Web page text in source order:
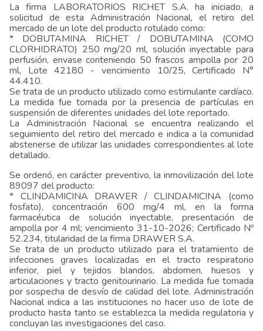
La firma LABORATORIOS RICHET S.A. ha iniciado, a
solicitud de esta Administración Nacional, el retiro del
mercado de un lote del producto rotulado como:
* DOBUTAMINA RICHET / DOBUTAMINA (COMO
CLORHIDRATO) 250 mg/20 ml, solución inyectable para
perfusión, envase conteniendo 50 frascos ampolla por 20
ml, Lote 42180 - vencimiento 10/25, Certificado N°
44.410.
Se trata de un producto utilizado como estimulante cardíaco.
La medida fue tomada por la presencia de partículas en
suspensión de diferentes unidades del lote reportado.
La Administración Nacional se encuentra realizando el
seguimiento del retiro del mercado e indica a la comunidad
abstenerse de utilizar las unidades correspondientes al lote
detallado.
Se ordenó, en carácter preventivo, la inmovilización del lote
89097 del producto:
* CLINDAMICINA DRAWER / CLINDAMICINA (como
fosfato), concentración 600 mg/4 ml, en la forma
farmacéutica de solución inyectable, presentación de
ampolla por 4 ml; vencimiento 31-10-2026; Certificado Nº
52.234, titularidad de la firma DRAWER S.A.
Se trata de un producto utilizado para el tratamiento de
infecciones graves localizadas en el tracto respiratorio
inferior, piel y tejidos blandos, abdomen, huesos y
articulaciones y tracto genitourinario. La medida fue tomada
por sospecha de desvío de calidad del lote. Administración
Nacional indica a las instituciones no hacer uso de lote de
producto hasta tanto se establezca la medida regulatoria y
concluyan las investigaciones del caso.